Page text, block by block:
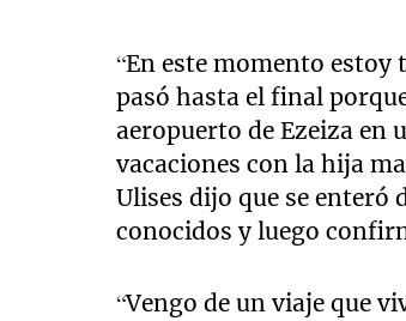
“En este momento
pasó hasta el final
aeropuerto de Ezeiza en
vacaciones con la hija
Ulises dijo que se enteró
conocidos y luego
“Vengo de un viaje que